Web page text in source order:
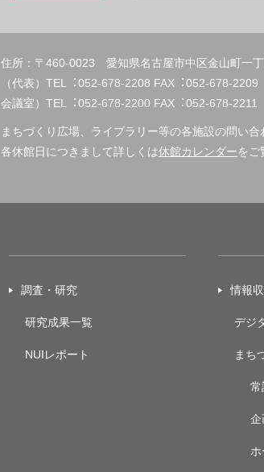
住所：〒460-0023 愛知県名古屋市中区金山町一
（代表）TEL︓052-
会議室）TEL︓052-678-2200 FAX︓052-678-2211
まちづくり広場、ライブラリー等の各施設の問い合
各休館日につきまして詳しくは休館カレンダーをご
調査・研究
研究成果一覧
NUIレポート
情報
デジ
まち
常
企